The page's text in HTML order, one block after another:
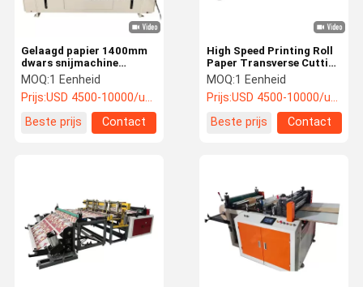
Gelaagd papier 1400mm
dwars snijmachine
Plastic composiet papier
web papier dwars
snijmachine
MOQ:1 Eenheid
Prijs:USD 4500-10000/unit
Beste prijs
Contact
High Speed Printing Roll
Paper Transverse Cutting
Machine Film Non Woven
Fabric Cutting Machine
Met een
snelheidsdrukwerk
MOQ:1 Eenheid
Prijs:USD 4500-10000/unit
Beste prijs
Contact